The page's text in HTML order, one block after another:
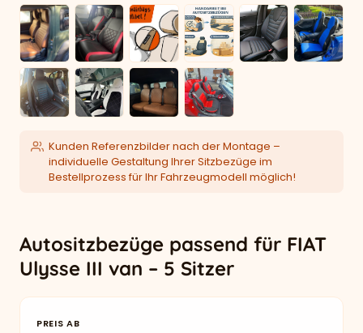
Kunden Referenzbilder nach der Montage –
individuelle Gestaltung Ihrer Sitzbezüge im
Bestellprozess für Ihr Fahrzeugmodell möglich!
Autositzbezüge passend für FIAT
Ulysse III van – 5 Sitzer
PREIS AB